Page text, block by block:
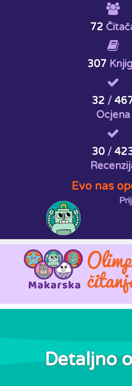
72
307
32 /
Ocjena
30 /
Evo nas
Detaljno